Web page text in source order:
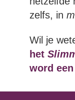
zelfs, in
Wil je
het
word